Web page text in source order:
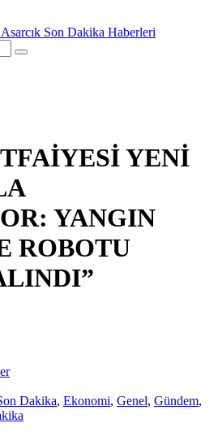
YENİ
YANGIN
ROBOTU
Dakika, Ekonomi, Genel, Gündem,